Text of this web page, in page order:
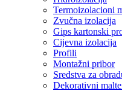
Termoizolacioni
Zvučna izolacija
Gips kartonski
Cijevna izolacija
Profili
Montažni pribor
Sredstva za
Dekorativni